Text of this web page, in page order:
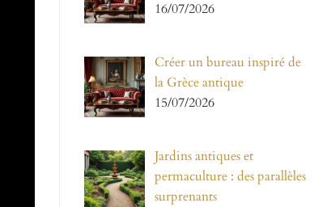
16/07/2026
Créer un bureau inspiré de
la Grèce antique
15/07/2026
Jardins antiques et
permaculture : des parallèles
surprenants